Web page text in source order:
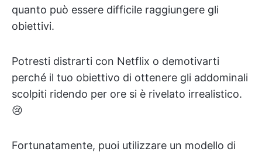
quanto può essere difficile raggiungere gli
obiettivi.
Potresti distrarti con Netflix o demotivarti
perché il tuo obiettivo di ottenere gli addominali
scolpiti ridendo per ore si è rivelato irrealistico.
😢
Fortunatamente, puoi utilizzare un modello di